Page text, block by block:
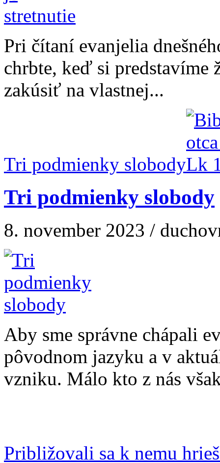
Pri čítaní evanjelia
chrbte, keď si predstavíme
zakúsiť na vlastnej...
Tri podmienky slobody
Tri podmienky slobody
8. november 2023 /
Aby sme správne chápali
pôvodnom jazyku a v
vzniku. Málo kto z nás
Približovali sa k nemu